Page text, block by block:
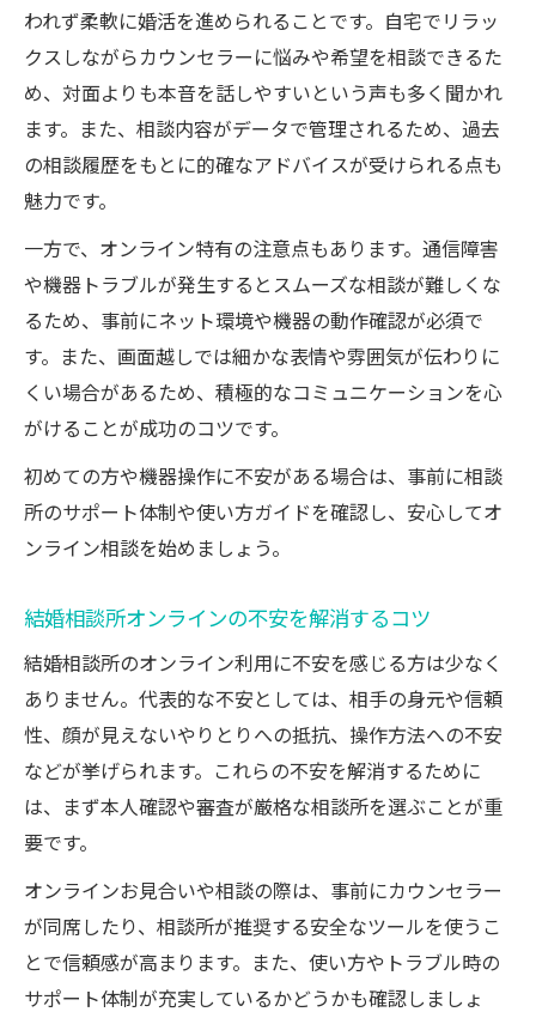
われず柔軟に婚活を進められることです。自宅でリラッ
クスしながらカウンセラーに悩みや希望を相談できるた
め、対面よりも本音を話しやすいという声も多く聞かれ
ます。また、相談内容がデータで管理されるため、過去
の相談履歴をもとに的確なアドバイスが受けられる点も
魅力です。
一方で、オンライン特有の注意点もあります。通信障害
や機器トラブルが発生するとスムーズな相談が難しくな
るため、事前にネット環境や機器の動作確認が必須で
す。また、画面越しでは細かな表情や雰囲気が伝わりに
くい場合があるため、積極的なコミュニケーションを心
がけることが成功のコツです。
初めての方や機器操作に不安がある場合は、事前に相談
所のサポート体制や使い方ガイドを確認し、安心してオ
ンライン相談を始めましょう。
結婚相談所オンラインの不安を解消するコツ
結婚相談所のオンライン利用に不安を感じる方は少なく
ありません。代表的な不安としては、相手の身元や信頼
性、顔が見えないやりとりへの抵抗、操作方法への不安
などが挙げられます。これらの不安を解消するために
は、まず本人確認や審査が厳格な相談所を選ぶことが重
要です。
オンラインお見合いや相談の際は、事前にカウンセラー
が同席したり、相談所が推奨する安全なツールを使うこ
とで信頼感が高まります。また、使い方やトラブル時の
サポート体制が充実しているかどうかも確認しましょ